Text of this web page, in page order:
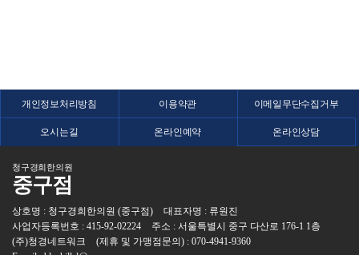
개인정보처리방침 이용약관 이메일무단수집거부
오시는길 온라인예약 온라인상담
청구경희한의원
중구점
상호명 : 청구경희한의원 (중구점)
대표자명 : 류원진
사업자등록번호 : 415-92-02224
주소 : 서울특별시 중구 다산로 176-1 1층
(주)청경네트워크
(제휴 및 가맹점문의) : 070-4941-9360